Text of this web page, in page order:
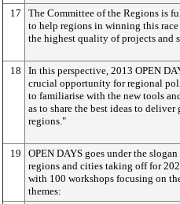
17
The Committee of the Regions is
to help regions in winning this
the highest quality of projects and
18
In this perspective, 2013 OPEN
crucial opportunity for regional
to familiarise with the new tools
as to share the best ideas to
regions."
19
OPEN DAYS goes under the slogan
regions and cities taking off for
with 100 workshops focusing on
themes: